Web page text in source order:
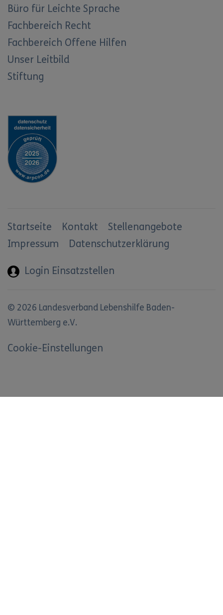
Büro für Leichte Sprache
Fachbereich Recht
Fachbereich Offene Hilfen
Unser Leitbild
Stiftung
Startseite Kontakt
Stellenangebote
Impressum
Datenschutzerklärung
Login Einsatzstellen
© 2026 Landesverband Lebenshilfe Baden-
Württemberg e.V.
Cookie-Einstellungen